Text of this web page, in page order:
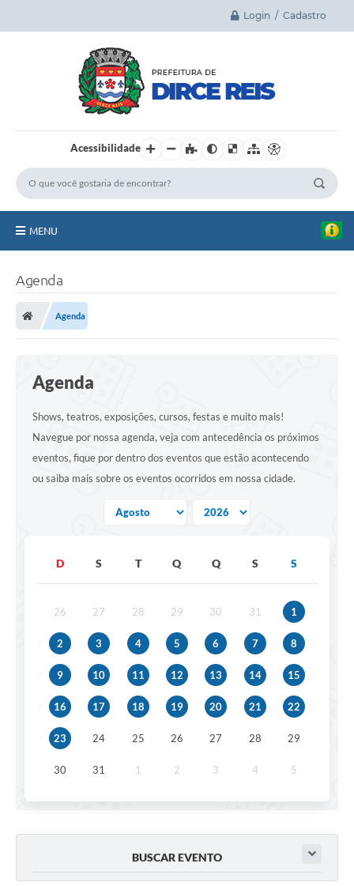
Login / Cadastro
Acessibilidade
MENU
Legislação
Secretarias
Editais
Transparência
Diário Oficial
Audiências Públicas
Contas Públicas
Notícias
Arquivos
Carta de Serviços
Agenda
Agenda
Agenda
Shows, teatros, exposições, cursos, festas e muito mais!
Navegue por nossa agenda, veja com antecedência os próximos
eventos, fique por dentro dos eventos que estão acontecendo
ou saiba mais sobre os eventos ocorridos em nossa cidade.
D S T Q Q S S
26 27 28 29 30 31 1
2 3 4 5 6 7 8
9 10 11 12 13 14 15
16 17 18 19 20 21 22
23 24 25 26 27 28 29
30 31 1 2 3 4 5
BUSCAR EVENTO